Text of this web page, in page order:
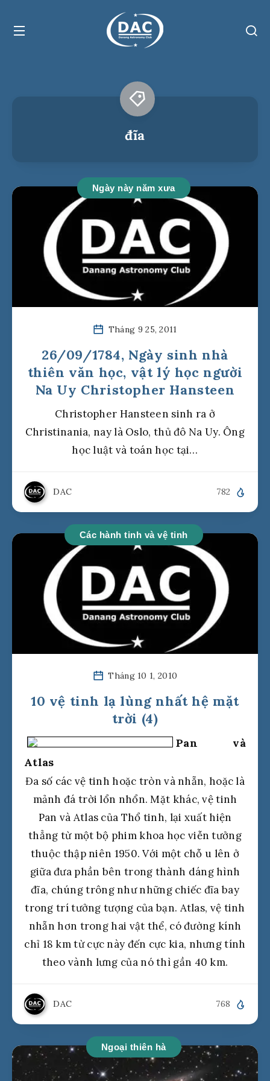
đĩa
Ngày này năm xưa
Tháng 9 25, 2011
26/09/1784, Ngày sinh nhà
thiên văn học, vật lý học người
Na Uy Christopher Hansteen
Christopher Hansteen sinh ra ở
Christinania, nay là Oslo, thủ đô Na Uy. Ông
học luật và toán học tại…
DAC 782
Các hành tinh và vệ tinh
Tháng 10 1, 2010
10 vệ tinh lạ lùng nhất hệ mặt
trời (4)
Pan và
Atlas
Đa số các vệ tinh hoặc tròn và nhẵn, hoặc là
mảnh đá trời lổn nhổn. Mặt khác, vệ tinh
Pan và Atlas của Thổ tinh, lại xuất hiện
thẳng từ một bộ phim khoa học viễn tưởng
thuộc thập niên 1950. Với một chỗ u lên ở
giữa đưa phần bên trong thành dáng hình
đĩa, chúng trông như những chiếc đĩa bay
trong trí tưởng tượng của bạn. Atlas, vệ tinh
nhẵn hơn trong hai vật thể, có đường kính
chỉ 18 km từ cực này đến cực kia, nhưng tính
theo vành lưng của nó thì gần 40 km.
DAC 768
Ngoại thiên hà